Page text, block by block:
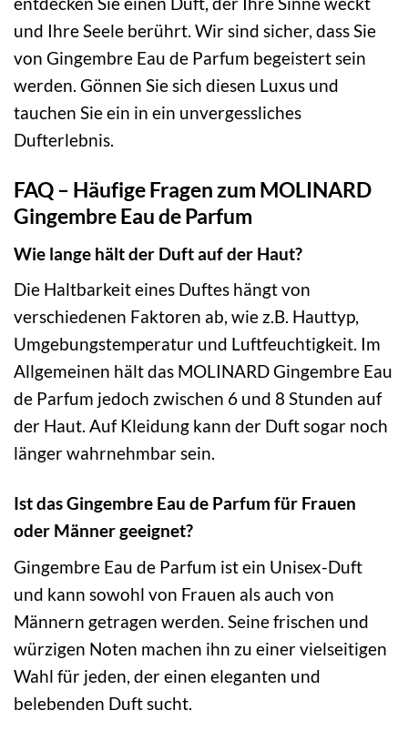
und Ihre Seele berührt. Wir sind sicher, dass Sie
von Gingembre Eau de Parfum begeistert sein
werden. Gönnen Sie sich diesen Luxus und
tauchen Sie ein in ein unvergessliches
Dufterlebnis.
FAQ – Häufige Fragen zum MOLINARD
Gingembre Eau de Parfum
Wie lange hält der Duft auf der Haut?
Die Haltbarkeit eines Duftes hängt von
verschiedenen Faktoren ab, wie z.B. Hauttyp,
Umgebungstemperatur und Luftfeuchtigkeit. Im
Allgemeinen hält das MOLINARD Gingembre Eau
de Parfum jedoch zwischen 6 und 8 Stunden auf
der Haut. Auf Kleidung kann der Duft sogar noch
länger wahrnehmbar sein.
Ist das Gingembre Eau de Parfum für Frauen
oder Männer geeignet?
Gingembre Eau de Parfum ist ein Unisex-Duft
und kann sowohl von Frauen als auch von
Männern getragen werden. Seine frischen und
würzigen Noten machen ihn zu einer vielseitigen
Wahl für jeden, der einen eleganten und
belebenden Duft sucht.